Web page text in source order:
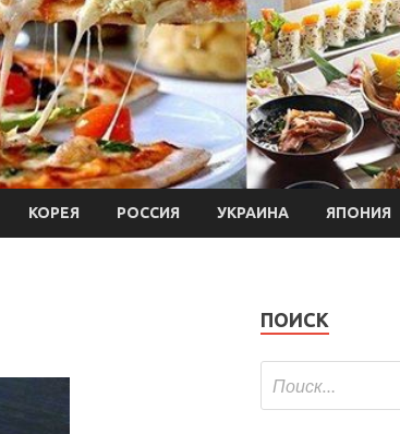
КОРЕЯ РОССИЯ УКРАИНА ЯПОНИЯ
ПОИСК